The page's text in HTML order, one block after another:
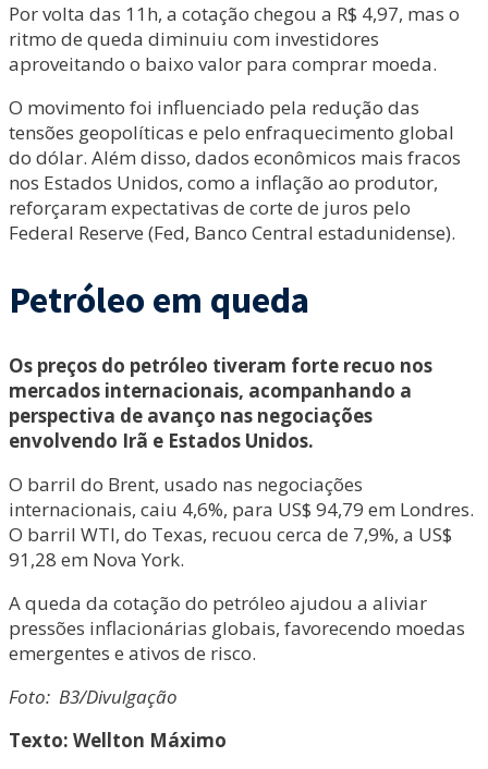
Por volta das 11h, a cotação chegou a R$ 4,97, mas o
ritmo de queda diminuiu com investidores
aproveitando o baixo valor para comprar moeda.
O movimento foi influenciado pela redução das
tensões geopolíticas e pelo enfraquecimento global
do dólar. Além disso, dados econômicos mais fracos
nos Estados Unidos, como a inflação ao produtor,
reforçaram expectativas de corte de juros pelo
Federal Reserve (Fed, Banco Central estadunidense).
Petróleo em queda
Os preços do petróleo tiveram forte recuo nos
mercados internacionais, acompanhando a
perspectiva de avanço nas negociações
envolvendo Irã e Estados Unidos.
O barril do Brent, usado nas negociações
internacionais, caiu 4,6%, para US$ 94,79 em Londres.
O barril WTI, do Texas, recuou cerca de 7,9%, a US$
91,28 em Nova York.
A queda da cotação do petróleo ajudou a aliviar
pressões inflacionárias globais, favorecendo moedas
emergentes e ativos de risco.
Foto: B3/Divulgação
Texto: Wellton Máximo